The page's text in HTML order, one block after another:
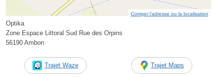
Corriger l’adresse ou la localisation
Optika
Zone Espace Littoral Sud Rue des Orpins
56190 Ambon
Trajet Waze Trajet Maps